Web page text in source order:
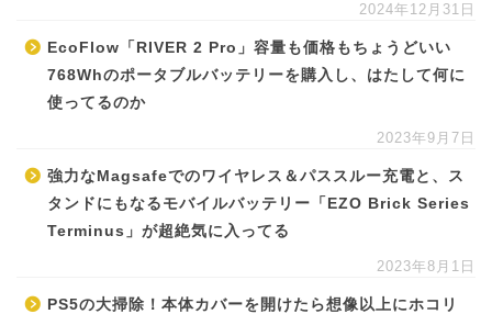
2024年12月31日
EcoFlow「RIVER 2 Pro」容量も価格もちょうどいい
768Whのポータブルバッテリーを購入し、はたして何に
使ってるのか
2023年9月7日
強力なMagsafeでのワイヤレス＆パススルー充電と、ス
タンドにもなるモバイルバッテリー「EZO Brick Series
Terminus」が超絶気に入ってる
2023年8月1日
PS5の大掃除！本体カバーを開けたら想像以上にホコリ